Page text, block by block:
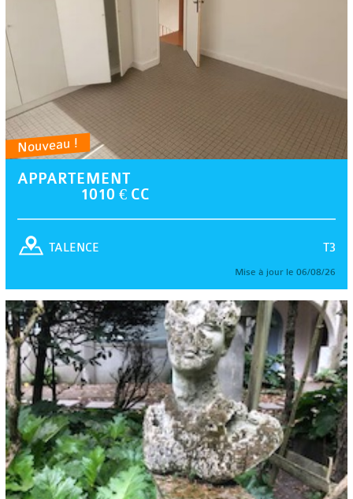
Nouveau !
APPARTEMENT
1010 € CC
T3
TALENCE
Mise à jour le 06/08/26